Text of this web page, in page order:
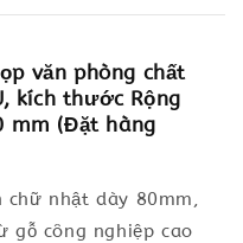
văn phòng chất
kích thước Rộng
mm (Đặt hàng
chữ nhật dày 80mm,
gỗ công nghiệp cao